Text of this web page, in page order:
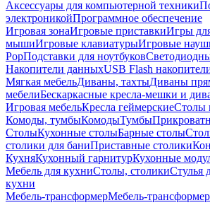
Аксессуары для компьютерной техники
электроникойПрограммное обеспечение
Игровая зонаИгровые приставкиИгры
мышиИгровые клавиатурыИгровые
PopПодставки для ноутбуков
Накопители данныхUSB Flash
Мягкая мебельДиваны, тахтыДиваны
мебелиБескаркасные кресла-мешки и
Игровая мебельКресла геймерскиеСтолы
Комоды, тумбыКомодыТумбы
СтолыКухонные столыБарные столы
столики для баниПриставные столики
КухняКухонный гарнитурКухонные
Мебель для кухниСтолы, столикиСтулья
кухни
Мебель-трансформерМебель-трансформер